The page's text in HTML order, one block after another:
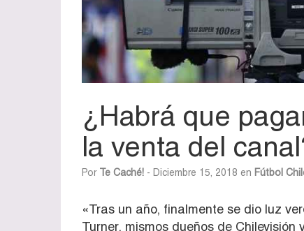
¿Habrá que
la venta del
Por Te Caché! - Diciembre 15, 2018 en Fútbol
«Tras un año, finalmente se dio luz
Turner, mismos dueños de Chilevisión